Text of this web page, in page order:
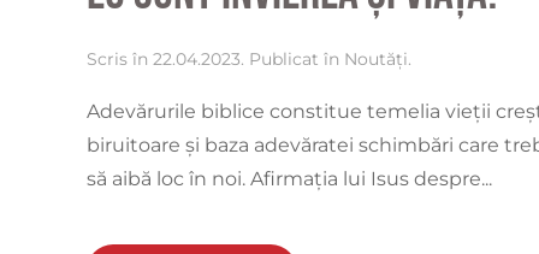
Scris în 22.04.2023. Publicat în Noutăți.
Adevărurile biblice constitue temelia vieții
biruitoare și baza adevăratei schimbări care
să aibă loc în noi. Afirmația lui Isus despre...